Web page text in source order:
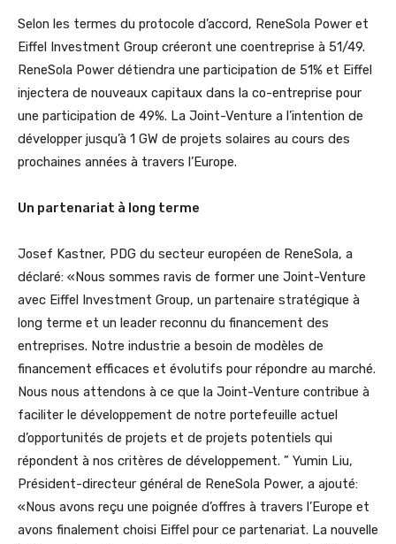
Selon les termes du protocole d’accord, ReneSola Power et
Eiffel Investment Group créeront une coentreprise à 51/49.
ReneSola Power détiendra une participation de 51% et Eiffel
injectera de nouveaux capitaux dans la co-entreprise pour
une participation de 49%. La Joint-Venture a l’intention de
développer jusqu’à 1 GW de projets solaires au cours des
prochaines années à travers l’Europe.
Un partenariat à long terme
Josef Kastner, PDG du secteur européen de ReneSola, a
déclaré: «Nous sommes ravis de former une Joint-Venture
avec Eiffel Investment Group, un partenaire stratégique à
long terme et un leader reconnu du financement des
entreprises. Notre industrie a besoin de modèles de
financement efficaces et évolutifs pour répondre au marché.
Nous nous attendons à ce que la Joint-Venture contribue à
faciliter le développement de notre portefeuille actuel
d’opportunités de projets et de projets potentiels qui
répondent à nos critères de développement. ” Yumin Liu,
Président-directeur général de ReneSola Power, a ajouté:
«Nous avons reçu une poignée d’offres à travers l’Europe et
avons finalement choisi Eiffel pour ce partenariat. La nouvelle